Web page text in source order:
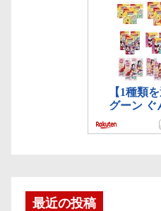
最近の投稿